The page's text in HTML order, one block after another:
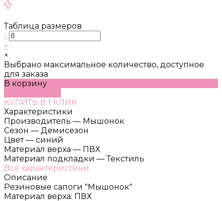
Таблица размеров
-
+
×
Выбрано максимальное количество, доступное
для заказа
В корзину
КУПИТЬ В 1 КЛИК
Характеристики
Производитель — Мышонок
Сезон — Демисезон
Цвет — синий
Материал верха — ПВХ
Материал подкладки — Текстиль
Все характеристики
Описание
Резиновые сапоги "Мышонок"
Материал верха: ПВХ